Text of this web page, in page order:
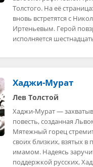
Толстого. На её
вновь встретятся с
Иртеньевым. Герой
исполняется
Хаджи-Мурат
Лев Толстой
Хаджи-Мурат —
повесть, созданная
Мятежный горец
своих близких, взятых в
имамом. Надеясь
поддержкой русских,